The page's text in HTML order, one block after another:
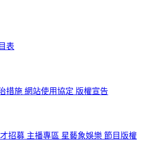
表
措施 網站使用協定 版權宣告
招募 主播專區 星藝象娛樂 節目版權